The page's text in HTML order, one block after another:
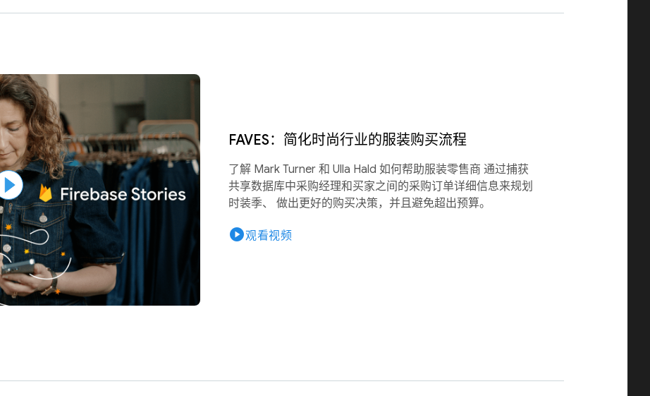
FAVES：简化时尚行业的服装购买流程
了解 Mark Turner 和 Ulla Hald 如何帮助服装零售商 通过捕获
共享数据库中采购经理和买家之间的采购订单详细信息来规划
时装季、 做出更好的购买决策，并且避免超出预算。
play_circle观看视频